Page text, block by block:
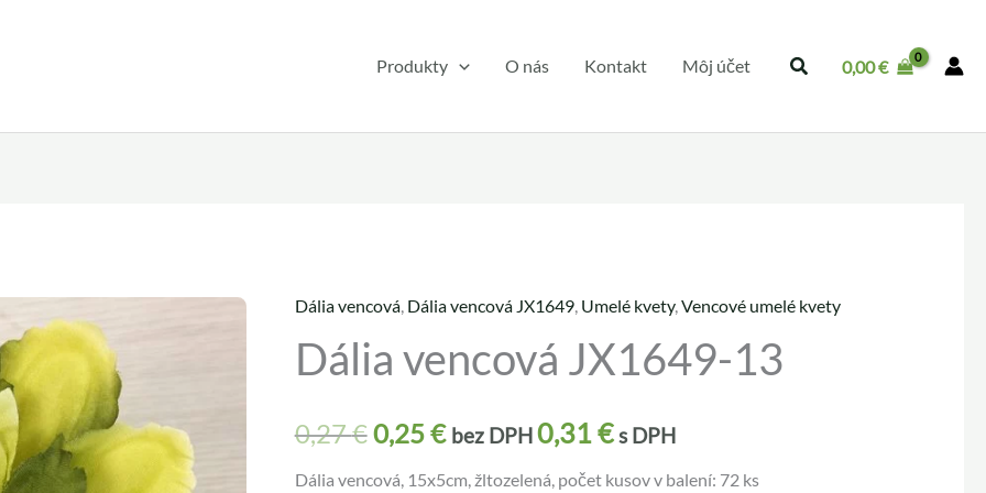
Produkty O nás Kontakt Môj účet 0,00€
Dália vencová, Dália vencová JX1649, Umelé kvety,Vencové umelé kvety
Dália vencová JX1649-13
0,27€
Pôvodná
cena
bola:
0,25€
Aktuálna
cena
je:
bez DPH0,31€s DPH
Dália vencová, 15x5cm, žltozelená, počet kusov v balení: 72 ks
množstvo
Dália
vencová
13